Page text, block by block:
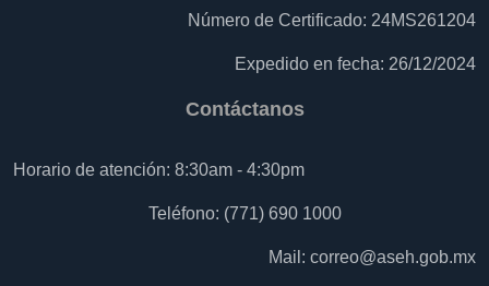
Número de Certificado: 24MS261204
Expedido en fecha: 26/12/2024
Contáctanos
Horario de atención: 8:30am - 4:30pm
Teléfono: (771) 690 1000
Mail: correo@aseh.gob.mx